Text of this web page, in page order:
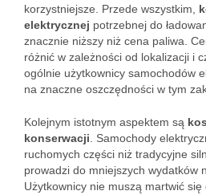
korzystniejsze. Przede wszystkim,
elektrycznej potrzebnej do
znacznie niższy niż cena paliwa.
różnić w zależności od lokalizacji i
ogólnie użytkownicy samochodów
na znaczne oszczędności w tym
Kolejnym istotnym aspektem są
konserwacji . Samochody
ruchomych części niż tradycyjne
prowadzi do mniejszych wydatków
Użytkownicy nie muszą martwić